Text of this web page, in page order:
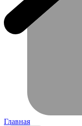
Главная